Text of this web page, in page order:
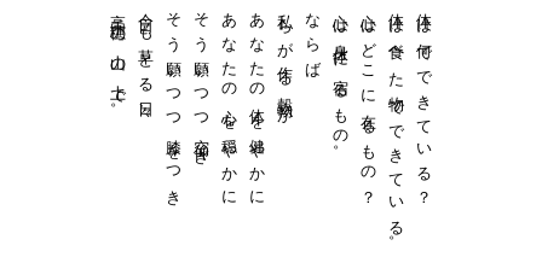
体は何でできている？
体は食べた物でできている。
心はどこに在るもの？
心は身体に宿るもの。
ならば
私らが作る穀物が
あなたの体を健やかに
あなたの心を穏やかに
そう願いつつ空仰ぎ
そう願いつつ膝をつき
今日も草とる日々、
高千穂の山の上で。